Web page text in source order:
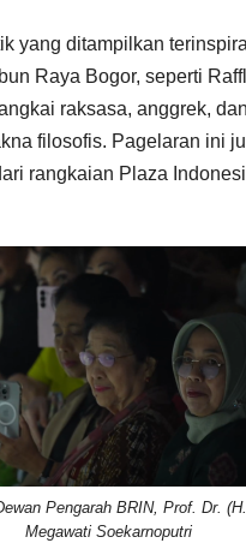
yang ditampilkan
Raya Bogor, seperti
raksasa, anggrek,
filosofis. Pagelaran ini
rangkaian Plaza
Pengarah BRIN, Prof. Dr.
Megawati Soekarnoputri